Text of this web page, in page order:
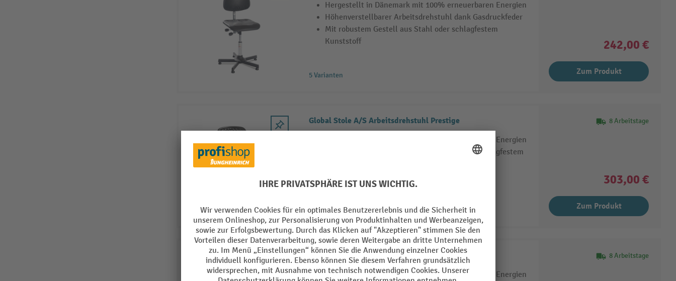
Hergestellt in Dänemark mit 100% erneuerbaren Energien
Höhenverstellbarer Arbeitsdrehstuhl dank Gasdruckfeder
Mit robustem Gestell aus Stahl oder schlagfestem
Kunststoff
5 Varianten
242,00 €
Zum Produkt
Global Stole A/S Arbeitsdrehstuhl Prestige
Hergestellt in Dänemark mit 100% erneuerbaren Energien
Arbeitsdrehstuhl mit Gestell aus Stahl oder schlagfestem
5 Varianten
8 Arbeitstage
303,00 €
Zum Produkt
Global Stole A/S Arbeitsdrehstuhl Premium
Hergestellt in Dänemark mit 100% erneuerbaren Energien
8 Arbeitstage